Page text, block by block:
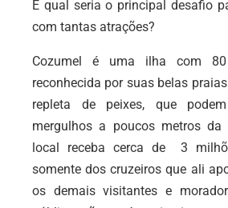
E qual seria o principal desafio
com tantas atrações?
Cozumel é uma ilha com
reconhecida por suas belas
repleta de peixes, que
mergulhos a poucos metros da
local receba cerca de 3
somente dos cruzeiros que ali
os demais visitantes e